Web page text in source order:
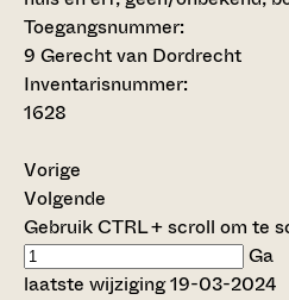
Toegangsnummer:
9 Gerecht van Dordrecht
Inventarisnummer:
1628
Vorige
Volgende
Gebruik CTRL + scroll om te
Ga
laatste wijziging 19-03-2024